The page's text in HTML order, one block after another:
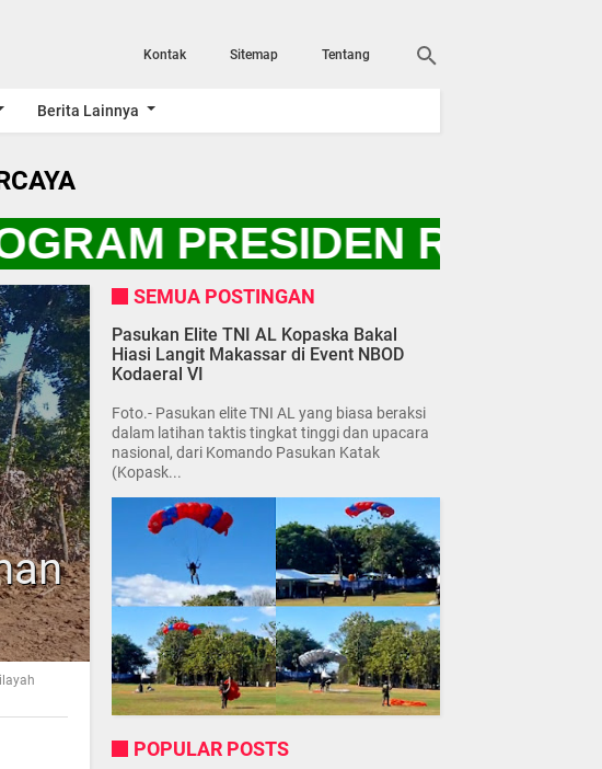
Kontak Sitemap Tentang
Berita Lainnya
PRESIDEN RI
SEMUA POSTINGAN
Pasukan Elite TNI AL Kopaska Bakal
Hiasi Langit Makassar di Event NBOD
Kodaeral VI
Foto.- Pasukan elite TNI AL yang biasa beraksi
dalam latihan taktis tingkat tinggi dan upacara
nasional, dari Komando Pasukan Katak
(Kopask...
POPULAR POSTS